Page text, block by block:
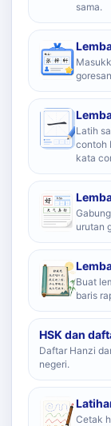
sama.
Latih
contoh
kata
urutan
Buat
baris
HSK dan
Daftar Hanzi
negeri.
Cetak